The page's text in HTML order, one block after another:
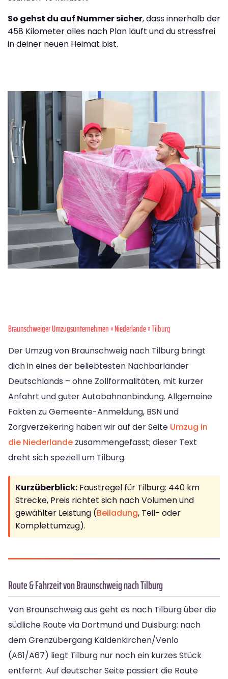
So gehst du auf Nummer sicher, dass innerhalb der
458 Kilometer alles nach Plan läuft und du stressfrei
in deiner neuen Heimat bist.
Braunschweiger Umzugsunternehmen»Niederlande» Tilburg
Der Umzug von Braunschweig nach Tilburg bringt
dich in eines der beliebtesten Nachbarländer
Deutschlands – ohne Zollformalitäten, mit kurzer
Anfahrt und guter Autobahnanbindung. Allgemeine
Fakten zu Gemeente-Anmeldung, BSN und
Zorgverzekering haben wir auf der Seite Umzug in
die Niederlande zusammengefasst; dieser Text
dreht sich speziell um Tilburg.
Kurzüberblick: Faustregel für Tilburg: 440 km
Strecke, Preis richtet sich nach Volumen und
gewählter Leistung (Beiladung, Teil- oder
Komplettumzug).
Route & Fahrzeit von Braunschweig nach Tilburg
Von Braunschweig aus geht es nach Tilburg über die
südliche Route via Dortmund und Duisburg: nach
dem Grenzübergang Kaldenkirchen/Venlo
(A61/A67) liegt Tilburg nur noch ein kurzes Stück
entfernt. Auf deutscher Seite passiert die Route